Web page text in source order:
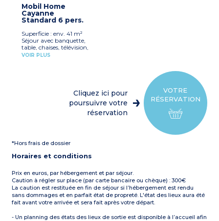
lavabo
1 WC séparé
Terrasse semi-couverte
transats
Climatisation dans le
séjour et chauffage dans
toutes les pièces
cafetière électrique, lave-
vaisselle, vaisselle)
1 chambre avec un lit
2 chambres avec 2 lits
simples (90 x 190 cm)
1 salle d’eau avec douche et
lavabo
personnes, bébé inclus
Mobil Home
Cayanne
Standard 6 pers.
Superficie : env. 41 m²
Séjour avec banquette,
table, chaises, télévision,
ventilateur
1 chambre avec un lit
1 chambre avec deux lits
simples jumeaux (80 cm)
lavabo
Terrasse couverte et
avec salon de jardin, deux
transats
Capacité max. 6
personnes, bébé inclus
VOIR PLUS
VOTRE
RÉSERVATION
Cliquez ici pour
poursuivre votre
réservation
*Hors frais de dossier
Horaires et conditions
Prix en euros, par hébergement et par séjour.
Caution à régler sur place (par carte bancaire ou chèque) : 300€
La caution est restituée en fin de séjour si l’hébergement est rendu
sans dommages et en parfait état de propreté. L'état des lieux aura été
fait avant votre arrivée et sera fait après votre départ.
- Un planning des états des lieux de sortie est disponible à l’accueil afin